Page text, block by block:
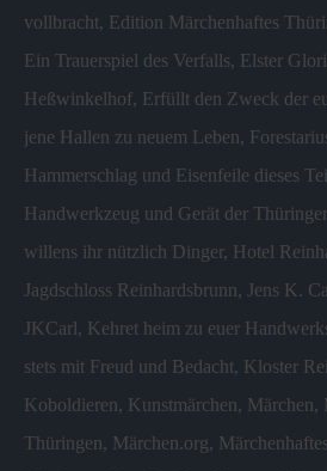
vollbracht, Edition Märchenhaftes
Ein Trauerspiel des Verfalls, Elster
Heßwinkelhof, Erfüllt den Zweck der
jene Hallen zu neuem Leben,
Hammerschlag und Eisenfeile dieses
Handwerkzeug und Gerät der
willens ihr nützlich Dinger, Hotel
Jagdschloss Reinhardsbrunn, Jens K.
JKCarl, Kehret heim zu euer
stets mit Freud und Bedacht, Kloster
Koboldieren, Kunstmärchen, Märchen,
Thüringen, Märchen.org,